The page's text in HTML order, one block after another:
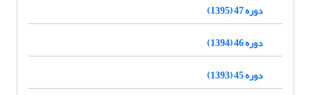
دوره 47 (1395)
دوره 46 (1394)
دوره 45 (1393)